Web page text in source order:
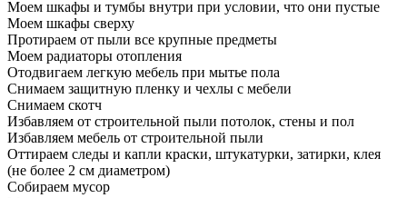
Моем шкафы и тумбы внутри при условии, что они пустые
Моем шкафы сверху
Протираем от пыли все крупные предметы
Моем радиаторы отопления
Отодвигаем легкую мебель при мытье пола
Снимаем защитную пленку и чехлы с мебели
Снимаем скотч
Избавляем от строительной пыли потолок, стены и пол
Избавляем мебель от строительной пыли
Оттираем следы и капли краски, штукатурки, затирки, клея
(не более 2 см диаметром)
Собираем мусор